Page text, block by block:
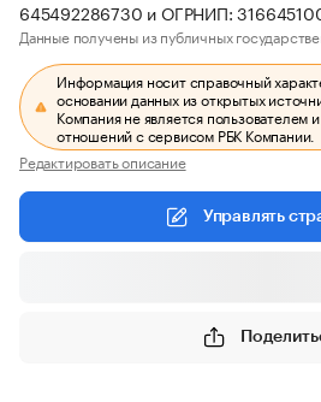
645492286730 и ОГРНИП:
Данные получены из публичных
Информация носит справочный
основании данных из открытых
Компания не является пользователем
отношений с сервисом РБК Компании.
Редактировать описание
Управлять